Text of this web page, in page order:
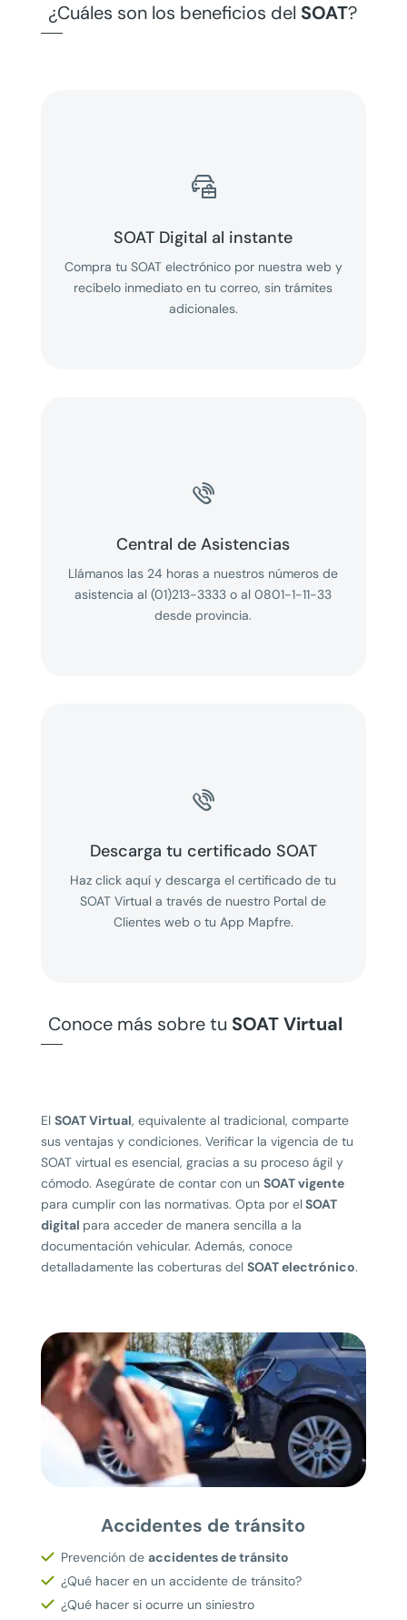
¿Cuáles son los beneficios del SOAT?

SOAT Digital al instante
Compra tu SOAT electrónico por nuestra web y
recíbelo inmediato en tu correo, sin trámites
adicionales.

Central de Asistencias
Llámanos las 24 horas a nuestros números de
asistencia al (01)213-3333 o al 0801-1-11-33
desde provincia.

Descarga tu certificado SOAT
Haz click aquí y descarga el certificado de tu
SOAT Virtual a través de nuestro Portal de
Clientes web o tu App Mapfre.
Conoce más sobre tu SOAT Virtual
El SOAT Virtual, equivalente al tradicional, comparte
sus ventajas y condiciones. Verificar la vigencia de tu
SOAT virtual es esencial, gracias a su proceso ágil y
cómodo. Asegúrate de contar con un SOAT vigente
para cumplir con las normativas. Opta por elSOAT
digital para acceder de manera sencilla a la
documentación vehicular. Además, conoce
detalladamente las coberturas del SOAT electrónico.
Accidentes de tránsito
Prevención de accidentes de tránsito
¿Qué hacer en un accidente de tránsito?
¿Qué hacer si ocurre un siniestro